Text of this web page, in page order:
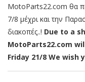
MotoParts22.com θα
7/8 μέχρι και την
διακοπές..! Due to a
MotoParts22.com
Friday 21/8 We wish